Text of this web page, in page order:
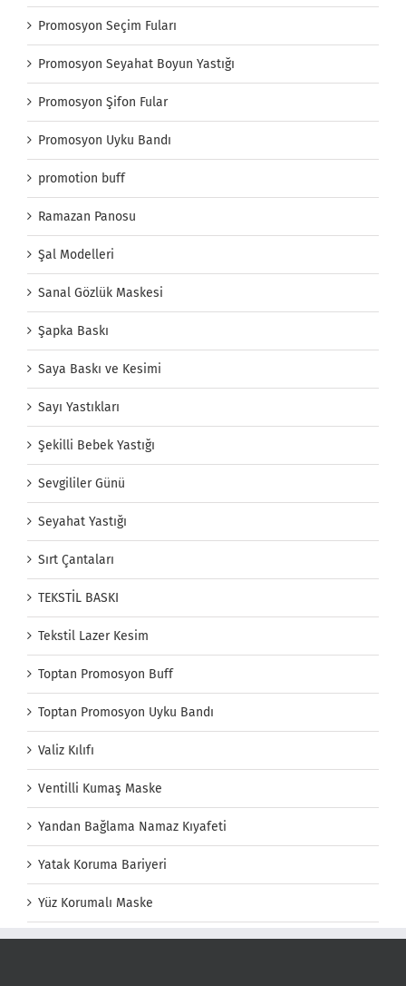
Promosyon Seçim Fuları
Promosyon Seyahat Boyun Yastığı
Promosyon Şifon Fular
Promosyon Uyku Bandı
promotion buff
Ramazan Panosu
Şal Modelleri
Sanal Gözlük Maskesi
Şapka Baskı
Saya Baskı ve Kesimi
Sayı Yastıkları
Şekilli Bebek Yastığı
Sevgililer Günü
Seyahat Yastığı
Sırt Çantaları
TEKSTİL BASKI
Tekstil Lazer Kesim
Toptan Promosyon Buff
Toptan Promosyon Uyku Bandı
Valiz Kılıfı
Ventilli Kumaş Maske
Yandan Bağlama Namaz Kıyafeti
Yatak Koruma Bariyeri
Yüz Korumalı Maske